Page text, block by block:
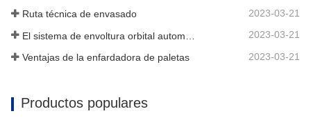
Ruta técnica de envasado 2023-03-21
2023-03-21
Ventajas de la enfardadora de paletas 2023-03-21
Productos populares